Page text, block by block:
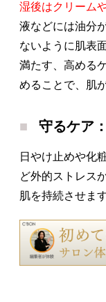
湿後はクリーム
液などには油分
ないように肌表
満たす、高める
めることで、肌
守るケア
日やけ止めや化
ど外的ストレス
肌を持続させます